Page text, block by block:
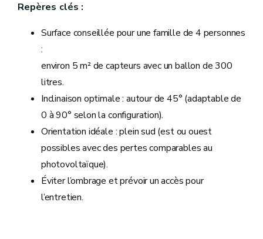
Repères clés :
Surface conseillée pour une famille de 4 personnes
:
environ 5 m² de capteurs avec un ballon de 300
litres.
Inclinaison optimale : autour de 45° (adaptable de
0 à 90° selon la configuration).
Orientation idéale : plein sud (est ou ouest
possibles avec des pertes comparables au
photovoltaïque).
Éviter l’ombrage et prévoir un accès pour
l’entretien.